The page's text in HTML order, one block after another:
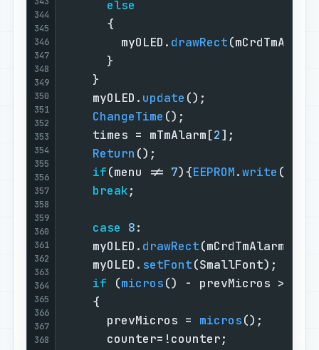
344
345
346
347
348
349
350
351
352
353
354
355
356
357
358
359
360
361
362
363
364
365
366
367
368
else
        myOLED.
drawRect
    myOLED.
update
ChangeTime
    times = mTmAlarm[
2
Return
if(menu != 7){EEPROM.write (
break
case 8
    myOLED.
drawRect(mCrdTmAlarm[
    myOLED.
setFont
if (micros() - prevMicros >
      prevMicros =
micros